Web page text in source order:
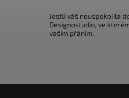
Jestli váš neuspokojila
Designostudio, ve
vaším přáním.